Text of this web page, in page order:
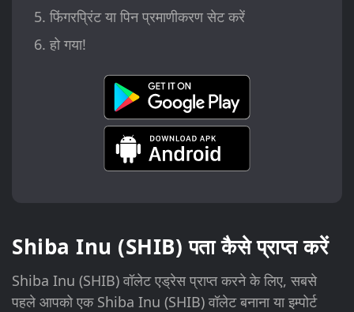
फिंगरप्रिंट या पिन प्रमाणीकरण सेट करें
हो गया!
Shiba Inu (SHIB) पता कैसे प्राप्त करें
Shiba Inu (SHIB) वॉलेट एड्रेस प्राप्त करने के लिए, सबसे
पहले आपको एक Shiba Inu (SHIB) वॉलेट बनाना या इम्पोर्ट